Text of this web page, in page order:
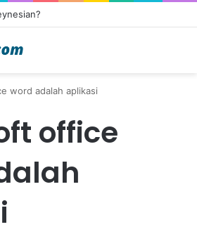
word adalah aplikasi
office